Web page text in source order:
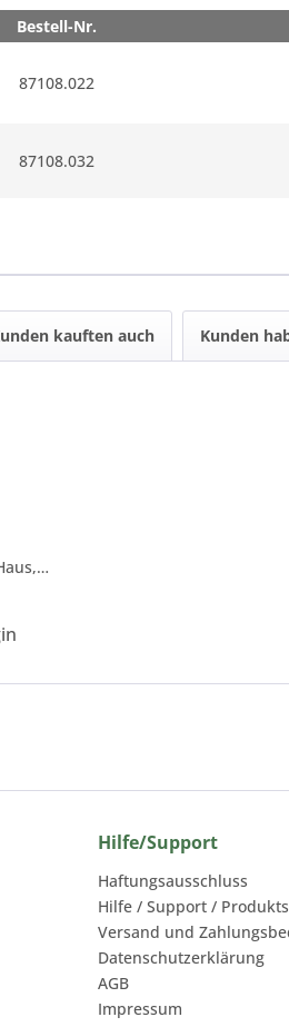
Bestell-Nr.
87108.022
87108.032
kauften auch Kunden
Metall-Gartenstecker Haus, für Flamm- Schale,...
Hilfe/Support
Haftungsausschluss
Hilfe / Support /
Versand und
Datenschutzerklärung
AGB
Impressum